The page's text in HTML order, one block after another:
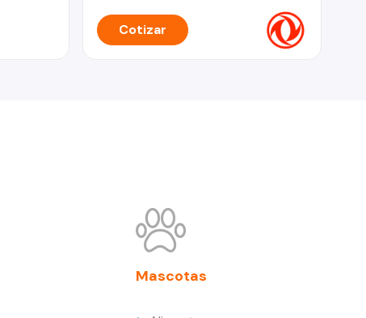
Cotizar
Mascotas